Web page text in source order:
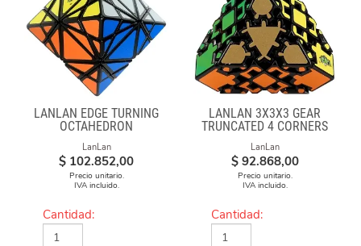
LANLAN EDGE TURNING
OCTAHEDRON
LanLan
$ 102.852,00
Precio unitario.
IVA incluido.
Cantidad:
LANLAN 3X3X3 GEAR
TRUNCATED 4 CORNERS
LanLan
$ 92.868,00
Precio unitario.
IVA incluido.
Cantidad: